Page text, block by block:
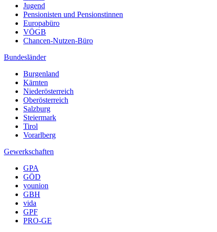
Jugend
Pensionisten und Pensionstinnen
Europabüro
VÖGB
Chancen-Nutzen-Büro
Bundesländer
Burgenland
Kärnten
Niederösterreich
Oberösterreich
Salzburg
Steiermark
Tirol
Vorarlberg
Gewerkschaften
GPA
GÖD
younion
GBH
vida
GPF
PRO-GE